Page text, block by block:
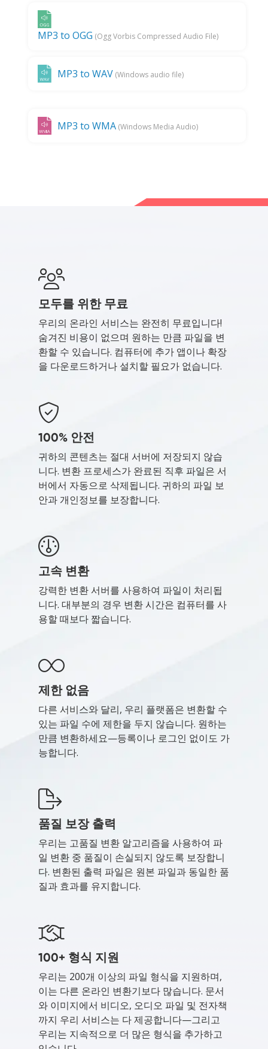
MP3 to OGG (Ogg Vorbis Compressed Audio File)
MP3 to WAV (Windows audio file)
MP3 to WMA (Windows Media Audio)
모두를 위한 무료
우리의 온라인 서비스는 완전히 무료입니다!
숨겨진 비용이 없으며 원하는 만큼 파일을 변
환할 수 있습니다. 컴퓨터에 추가 앱이나 확장
을 다운로드하거나 설치할 필요가 없습니다.
100% 안전
귀하의 콘텐츠는 절대 서버에 저장되지 않습
니다. 변환 프로세스가 완료된 직후 파일은 서
버에서 자동으로 삭제됩니다. 귀하의 파일 보
안과 개인정보를 보장합니다.
고속 변환
강력한 변환 서버를 사용하여 파일이 처리됩
니다. 대부분의 경우 변환 시간은 컴퓨터를 사
용할 때보다 짧습니다.
제한 없음
다른 서비스와 달리, 우리 플랫폼은 변환할 수
있는 파일 수에 제한을 두지 않습니다. 원하는
만큼 변환하세요—등록이나 로그인 없이도 가
능합니다.
품질 보장 출력
우리는 고품질 변환 알고리즘을 사용하여 파
일 변환 중 품질이 손실되지 않도록 보장합니
다. 변환된 출력 파일은 원본 파일과 동일한 품
질과 효과를 유지합니다.
100+ 형식 지원
우리는 200개 이상의 파일 형식을 지원하며,
이는 다른 온라인 변환기보다 많습니다. 문서
와 이미지에서 비디오, 오디오 파일 및 전자책
까지 우리 서비스는 다 제공합니다—그리고
우리는 지속적으로 더 많은 형식을 추가하고